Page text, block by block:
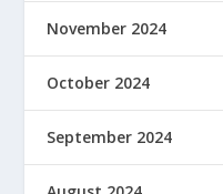
November 2024
October 2024
September 2024